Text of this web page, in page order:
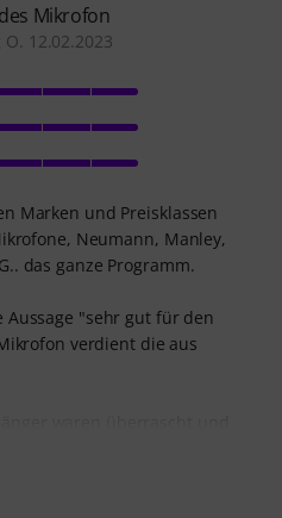
Mikrofon
12.02.2023
Marken und Preisklassen
Neumann, Manley,
das ganze Programm.
"sehr gut für den
verdient die aus